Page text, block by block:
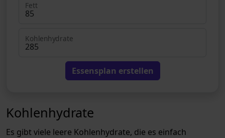
Fett
Kohlenhydrate
Essensplan erstellen
Kohlenhydrate
Es gibt viele leere Kohlenhydrate, die es einfach